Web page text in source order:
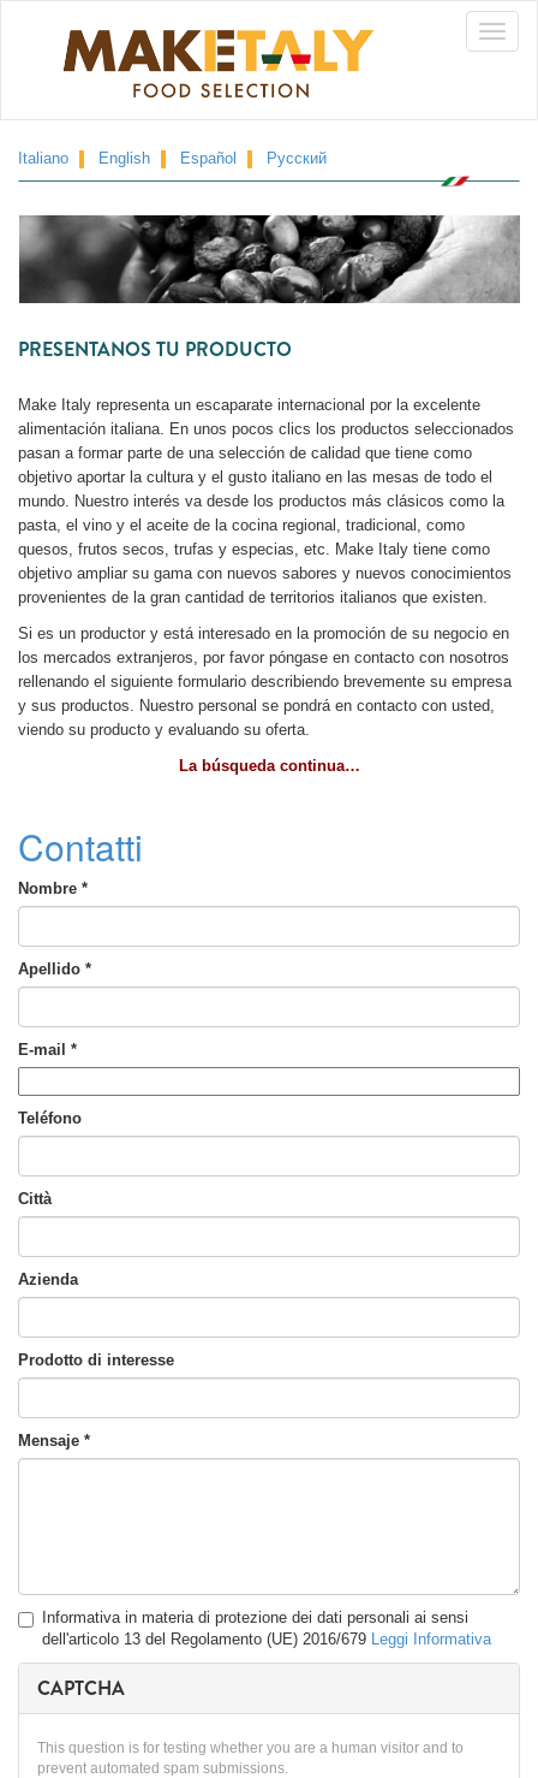
contenido
Toggle
Italiano English Español Русский
PRESENTANOS TU PRODUCTO
Make Italy representa un escaparate internacional por la excelente
alimentación italiana. En unos pocos clics los productos seleccionados
pasan a formar parte de una selección de calidad que tiene como
objetivo aportar la cultura y el gusto italiano en las mesas de todo el
mundo. Nuestro interés va desde los productos más clásicos como la
pasta, el vino y el aceite de la cocina regional, tradicional, como
quesos, frutos secos, trufas y especias, etc. Make Italy tiene como
objetivo ampliar su gama con nuevos sabores y nuevos conocimientos
provenientes de la gran cantidad de territorios italianos que existen.
Si es un productor y está interesado en la promoción de su negocio en
los mercados extranjeros, por favor póngase en contacto con nosotros
rellenando el siguiente formulario describiendo brevemente su empresa
y sus productos. Nuestro personal se pondrá en contacto con usted,
viendo su producto y evaluando su oferta.
La búsqueda continua…
Contatti
Nombre *
Apellido *
E-mail *
Teléfono
Città
Azienda
Prodotto di interesse
Mensaje *
PrivacyInformativa in materia di protezione dei dati personali ai sensi
dell'articolo 13 del Regolamento (UE) 2016/679
Leggi Informativa
CAPTCHA
This question is for testing whether you are a human visitor and to
prevent automated spam submissions.